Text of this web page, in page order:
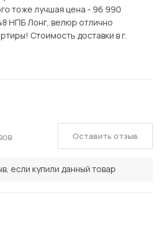
тоже лучшая цена - 96 990
НПБ Лонг, велюр отлично
Стоимость доставки в г.
если купили данный товар
Оставить отзыв